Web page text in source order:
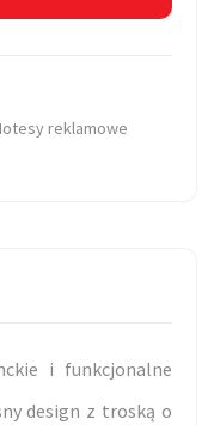
reklamowe
i funkcjonalne
design z troską o